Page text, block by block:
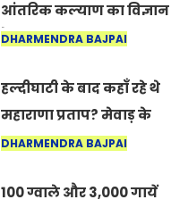
आंतरिक कल्याण का विज्ञान
है: अंतरराष्ट्रीय योग दिवस
DHARMENDRA BAJPAI
हल्दीघाटी के बाद कहाँ रहे थे
महाराणा प्रताप? मेवाड़ के
इतिहास का वह अनकहा
में जीवित है
DHARMENDRA BAJPAI
100 ग्वाले और 3,000 गायें